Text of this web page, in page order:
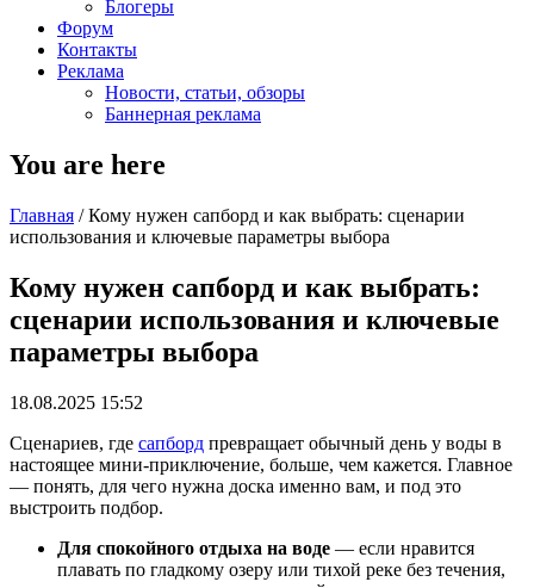
Блогеры
Форум
Контакты
Реклама
Новости, статьи, обзоры
Баннерная реклама
You are here
Главная / Кому нужен сапборд и как выбрать: сценарии
использования и ключевые параметры выбора
Кому нужен сапборд и как выбрать:
сценарии использования и ключевые
параметры выбора
18.08.2025 15:52
Сценариев, где сапборд превращает обычный день у воды в
настоящее мини-приключение, больше, чем кажется. Главное
— понять, для чего нужна доска именно вам, и под это
выстроить подбор.
Для спокойного отдыха на воде — если нравится
плавать по гладкому озеру или тихой реке без течения,